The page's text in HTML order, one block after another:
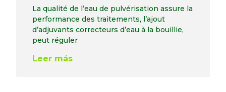
La qualité de l’eau de pulvérisation assure la
performance des traitements, l’ajout
d’adjuvants correcteurs d’eau à la bouillie,
peut réguler
Leer más